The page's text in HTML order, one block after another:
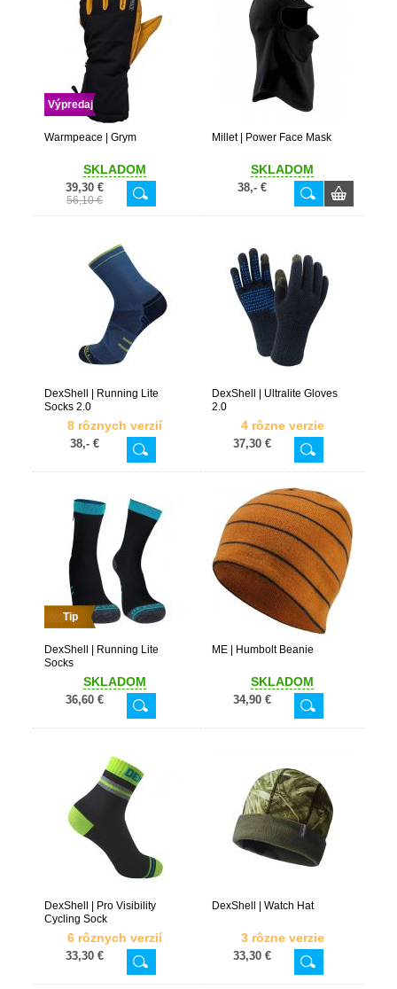
Výpredaj
Warmpeace | Grym
SKLADOM
39,30 €
56,10 €
Millet | Power Face Mask
SKLADOM
38,- €
DexShell | Running Lite
Socks 2.0
8 rôznych verzií
38,- €
DexShell | Ultralite Gloves
2.0
4 rôzne verzie
37,30 €
Tip
DexShell | Running Lite
Socks
SKLADOM
36,60 €
ME | Humbolt Beanie
SKLADOM
34,90 €
DexShell | Pro Visibility
Cycling Sock
6 rôznych verzií
33,30 €
DexShell | Watch Hat
3 rôzne verzie
33,30 €